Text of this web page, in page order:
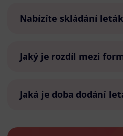
Nabízíte skládání
Jaký je rozdíl mezi
Jaká je doba dodání